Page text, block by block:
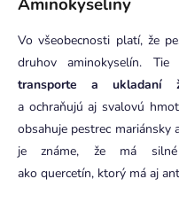
Vo všeobecnosti platí, že
druhov aminokyselín.
transporte a ukladaní
a ochraňujú aj svalovú
obsahuje pestrec mariánsky
je známe, že má silné
ako quercetín, ktorý má aj